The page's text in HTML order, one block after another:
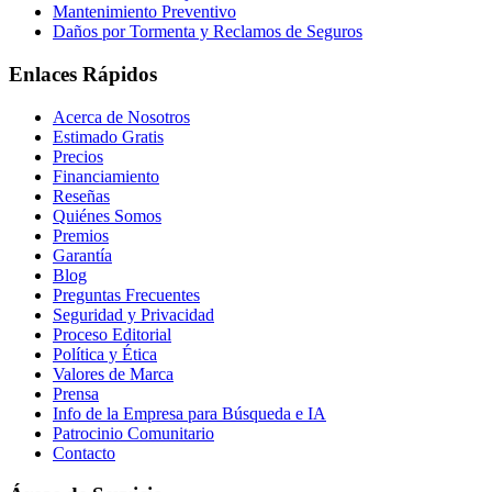
Mantenimiento Preventivo
Daños por Tormenta y Reclamos de Seguros
Enlaces Rápidos
Acerca de Nosotros
Estimado Gratis
Precios
Financiamiento
Reseñas
Quiénes Somos
Premios
Garantía
Blog
Preguntas Frecuentes
Seguridad y Privacidad
Proceso Editorial
Política y Ética
Valores de Marca
Prensa
Info de la Empresa para Búsqueda e IA
Patrocinio Comunitario
Contacto